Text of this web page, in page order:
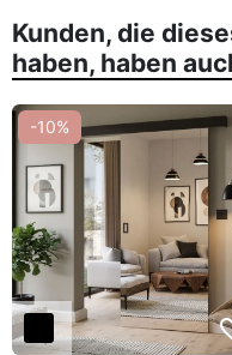
Kunden, die
haben, haben
-10%